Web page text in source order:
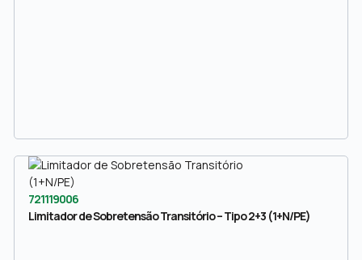
721119006
Limitador de Sobretensão Transitório – Tipo 2+3 (1+N/PE)